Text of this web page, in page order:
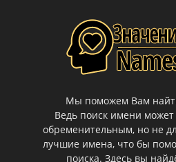
Мы поможем Вам
Ведь поиск имени
обременительным, но не
лучшие имена, что бы
поиска. Здесь вы